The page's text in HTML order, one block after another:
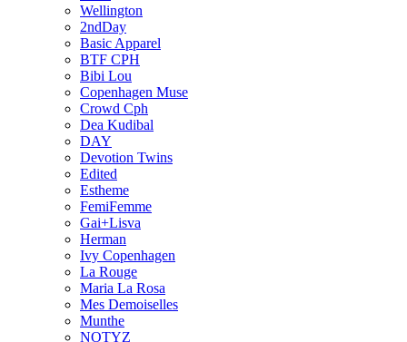
Wellington
2ndDay
Basic Apparel
BTF CPH
Bibi Lou
Copenhagen Muse
Crowd Cph
Dea Kudibal
DAY
Devotion Twins
Edited
Estheme
FemiFemme
Gai+Lisva
Herman
Ivy Copenhagen
La Rouge
Maria La Rosa
Mes Demoiselles
Munthe
NOTYZ